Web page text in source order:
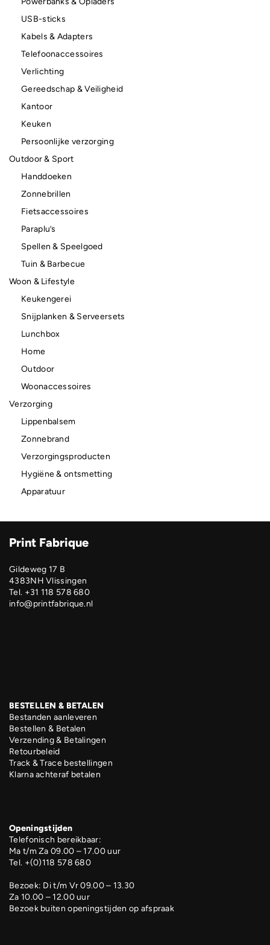
USB-sticks
Kabels & Adapters
Telefoonaccessoires
Verlichting
Gereedschap & Veiligheid
Kantoor
Keuken
Persoonlijke verzorging
Outdoor & Sport
Handdoeken
Zonnebrillen
Fietsaccessoires
Paraplu’s
Spellen & Speelgoed
Tuin & Barbecue
Woon & Lifestyle
Keukengerei
Snijplanken & Serveersets
Lunchbox
Home
Outdoor
Woonaccessoires
Verzorging
Lippenbalsem
Zonnebrand
Verzorgingsproducten
Hygiëne & ontsmetting
Apparatuur
Print Fabrique
Gildeweg 17 B
4383NH Vlissingen
Tel. +31 118 578 680
info@printfabrique.nl
BESTELLEN & BETALEN
Bestanden aanleveren
Bestellen & Betalen
Verzending & Betalingen
Retourbeleid
Track & Trace bestellingen
Klarna achteraf betalen
Openingstijden
Telefonisch bereikbaar:
Ma t/m Za 09.00 – 17.00 uur
Tel. +(0)118 578 680
Bezoek: Di t/m Vr 09.00 – 13.30
Za 10.00 – 12.00 uur
Bezoek buiten openingstijden op afspraak